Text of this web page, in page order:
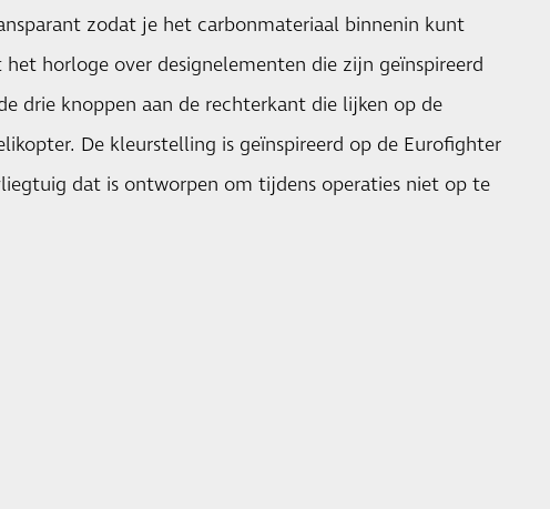
zodat je het carbonmateriaal binnenin kunt
het horloge over designelementen die zijn geïnspireerd
drie knoppen aan de rechterkant die lijken op de
De kleurstelling is geïnspireerd op de Eurofighter
dat is ontworpen om tijdens operaties niet op te